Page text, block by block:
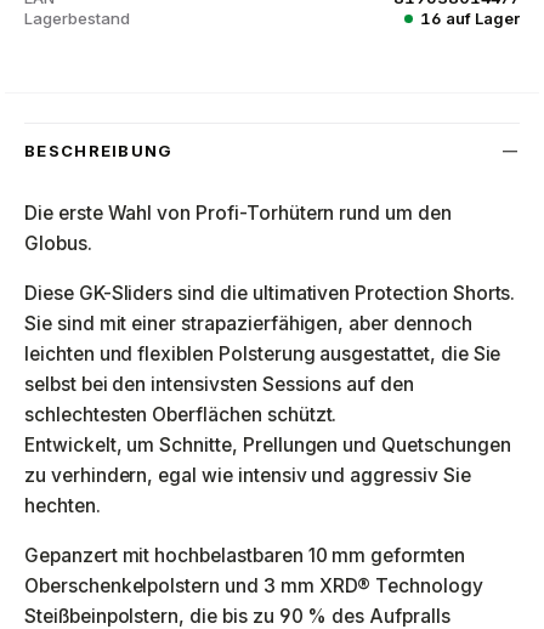
Lagerbestand
16 auf Lager
BESCHREIBUNG
Die erste Wahl von Profi-Torhütern rund um den
Globus.
Diese GK-Sliders sind die ultimativen Protection Shorts.
Sie sind mit einer strapazierfähigen, aber dennoch
leichten und flexiblen Polsterung ausgestattet, die Sie
selbst bei den intensivsten Sessions auf den
schlechtesten Oberflächen schützt.
Entwickelt, um Schnitte, Prellungen und Quetschungen
zu verhindern, egal wie intensiv und aggressiv Sie
hechten.
Gepanzert mit hochbelastbaren 10 mm geformten
Oberschenkelpolstern und 3 mm XRD® Technology
Steißbeinpolstern, die bis zu 90 % des Aufpralls